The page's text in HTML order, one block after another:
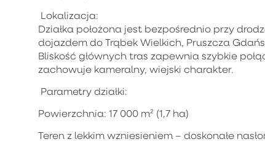
Lokalizacja:
Działka położona jest bezpośrednio przy
dojazdem do Trąbek Wielkich, Pruszcza
Bliskość głównych tras zapewnia szybkie
zachowuje kameralny, wiejski charakter.
Parametry działki:
Powierzchnia: 17 000 m² (1,7 ha)
Teren z lekkim wzniesieniem – doskonałe